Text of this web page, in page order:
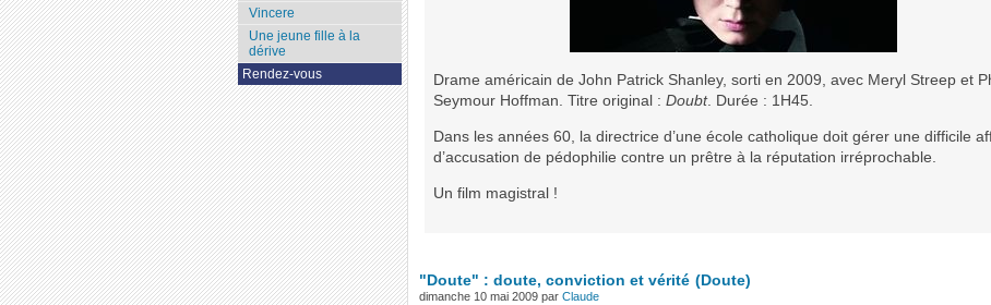
Drame américain de John Patrick Shanley, sorti en 2009, avec Meryl Streep et
Seymour Hoffman. Titre original : Doubt. Durée : 1H45.
Dans les années 60, la directrice d’une école catholique doit gérer une difficile
d’accusation de pédophilie contre un prêtre à la réputation irréprochable.
Un film magistral !
"Doute" : doute, conviction et vérité (Doute)
dimanche 10 mai 2009 par Claude
Vincere
Une jeune fille à la
dérive
Rendez-vous